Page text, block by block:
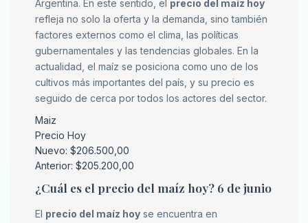
Argentina. En este sentido, el precio del maíz hoy
refleja no solo la oferta y la demanda, sino también
factores externos como el clima, las políticas
gubernamentales y las tendencias globales. En la
actualidad, el maíz se posiciona como uno de los
cultivos más importantes del país, y su precio es
seguido de cerca por todos los actores del sector.
Maiz
Precio Hoy
Nuevo: $206.500,00
Anterior: $205.200,00
¿Cuál es el precio del maíz hoy? 6 de junio
El precio del maíz hoy se encuentra en